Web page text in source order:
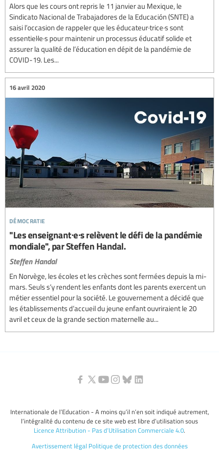
Alors que les cours ont repris le 11 janvier au Mexique, le
Sindicato Nacional de Trabajadores de la Educación (SNTE) a
saisi l’occasion de rappeler que les éducateur·trice·s sont
essentiel·le·s pour maintenir un processus éducatif solide et
assurer la qualité de l’éducation en dépit de la pandémie de
COVID-19. Les...
démocratie
16 avril 2020
"Les enseignant∙e∙s relèvent le défi de la pandémie
mondiale", par Steffen Handal.
Steffen Handal
En Norvège, les écoles et les crèches sont fermées depuis la mi-
mars. Seuls s’y rendent les enfants dont les parents exercent un
métier essentiel pour la société. Le gouvernement a décidé que
les établissements d’accueil du jeune enfant ouvriraient le 20
avril et ceux de la grande section maternelle au...
Internationale de l’Education - A moins qu’il n’en soit indiqué autrement,
l’intégralité du contenu de ce site web est libre d’utilisation sous
Licence Attribution - Pas d’Utilisation Commerciale 4.0.
Avertissement légal Politique de protection des données